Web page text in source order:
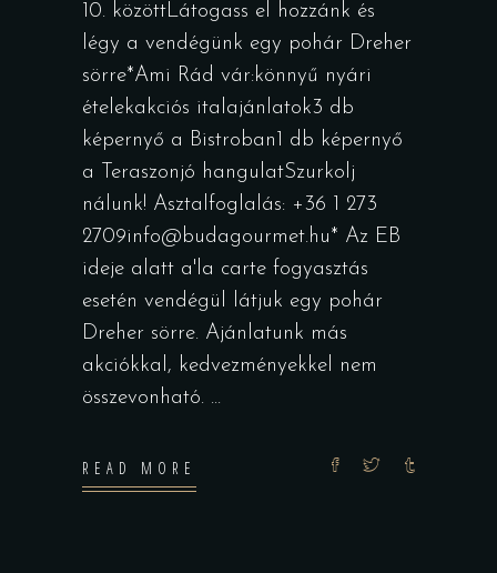
10. közöttLátogass el hozzánk és
légy a vendégünk egy pohár Dreher
sörre*Ami Rád vár:könnyű nyári
ételekakciós italajánlatok3 db
képernyő a Bistroban1 db képernyő
a Teraszonjó hangulatSzurkolj
nálunk! Asztalfoglalás: +36 1 273
2709info@budagourmet.hu* Az EB
ideje alatt a'la carte fogyasztás
esetén vendégül látjuk egy pohár
Dreher sörre. Ajánlatunk más
akciókkal, kedvezményekkel nem
összevonható.
READ MORE